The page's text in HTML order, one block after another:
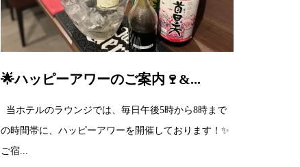
🌟ハッピーアワーのご案内🍷&...
当ホテルのラウンジでは、毎日午後5時から8時まで
の時間帯に、ハッピーアワーを開催しております！✨
ご宿...